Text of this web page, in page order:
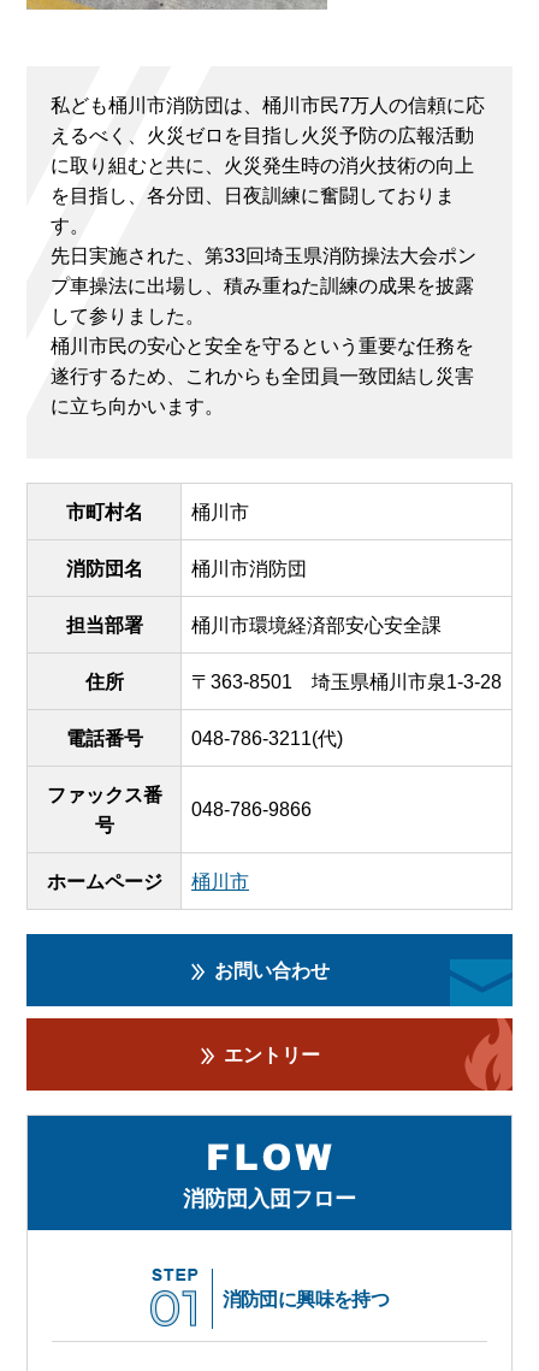
私ども桶川市消防団は、桶川市民7万人の信頼に応
えるべく、火災ゼロを目指し火災予防の広報活動
に取り組むと共に、火災発生時の消火技術の向上
を目指し、各分団、日夜訓練に奮闘しておりま
す。
先日実施された、第33回埼玉県消防操法大会ポン
プ車操法に出場し、積み重ねた訓練の成果を披露
して参りました。
桶川市民の安心と安全を守るという重要な任務を
遂行するため、これからも全団員一致団結し災害
に立ち向かいます。
市町村名 桶川市
消防団名 桶川市消防団
担当部署 桶川市環境経済部安心安全課
住所 〒363-8501 埼玉県桶川市泉1-3-28
電話番号 048-786-3211(代)
ファックス番
号
048-786-9866
ホームページ 桶川市
お問い合わせ
エントリー
消防団入団フロー
消防団に興味を持つ